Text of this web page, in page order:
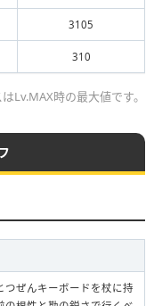
3105
310
Lv.MAX時の最大値です。
ぜんキーボードを杖に持